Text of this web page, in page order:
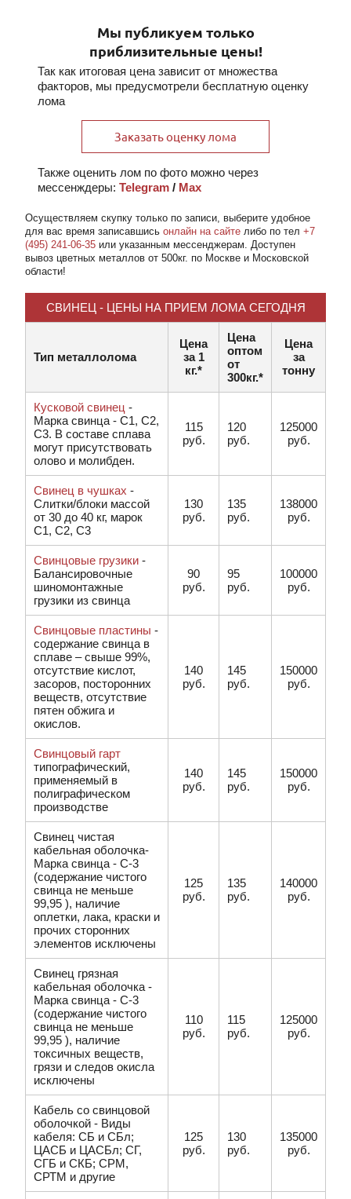
Мы публикуем только
приблизительные цены!
Так как итоговая цена зависит от множества
факторов, мы предусмотрели бесплатную оценку
лома
Заказать оценку лома
Также оценить лом по фото можно через
мессенждеры: Telegram / Max
Осуществляем скупку только по записи, выберите удобное
для вас время записавшись онлайн на сайте либо по тел +7
(495) 241-06-35 или указанным мессенджерам. Доступен
вывоз цветных металлов от 500кг. по Москве и Московской
области!
СВИНЕЦ - ЦЕНЫ НА ПРИЕМ ЛОМА СЕГОДНЯ
Тип металлолома
Цена
за 1
кг.*
Цена
оптом
от
300кг.*
Цена
за
тонну
Кусковой свинец -
Марка свинца - С1, C2,
C3. В составе сплава
могут присутствовать
олово и молибден.
115
руб.
120
руб.
125000
руб.
Свинец в чушках -
Слитки/блоки массой
от 30 до 40 кг, марок
C1, C2, C3
130
руб.
135
руб.
138000
руб.
Свинцовые грузики -
Балансировочные
шиномонтажные
грузики из свинца
90
руб.
95
руб.
100000
руб.
Свинцовые пластины -
содержание свинца в
сплаве – свыше 99%,
отсутствие кислот,
засоров, посторонних
веществ, отсутствие
пятен обжига и
окислов.
140
руб.
145
руб.
150000
руб.
Свинцовый гарт
типографический,
применяемый в
полиграфическом
производстве
140
руб.
145
руб.
150000
руб.
Свинец чистая
кабельная оболочка-
Марка свинца - С-3
(содержание чистого
свинца не меньше
99,95 ), наличие
оплетки, лака, краски и
прочих сторонних
элементов исключены
125
руб.
135
руб.
140000
руб.
Свинец грязная
кабельная оболочка -
Марка свинца - С-3
(содержание чистого
свинца не меньше
99,95 ), наличие
токсичных веществ,
грязи и следов окисла
исключены
110
руб.
115
руб.
125000
руб.
Кабель со свинцовой
оболочкой - Виды
кабеля: СБ и СБл;
ЦАСБ и ЦАСБл; СГ,
СГБ и СКБ; СРМ,
СРТМ и другие
125
руб.
130
руб.
135000
руб.